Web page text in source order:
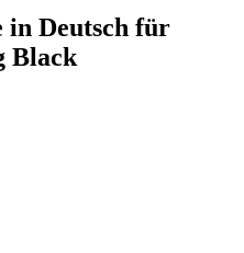
in Deutsch für
Black